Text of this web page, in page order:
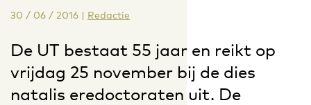
30 / 06 / 2016 | Redactie
De UT bestaat 55 jaar en reikt op
vrijdag 25 november bij de dies
natalis eredoctoraten uit. De